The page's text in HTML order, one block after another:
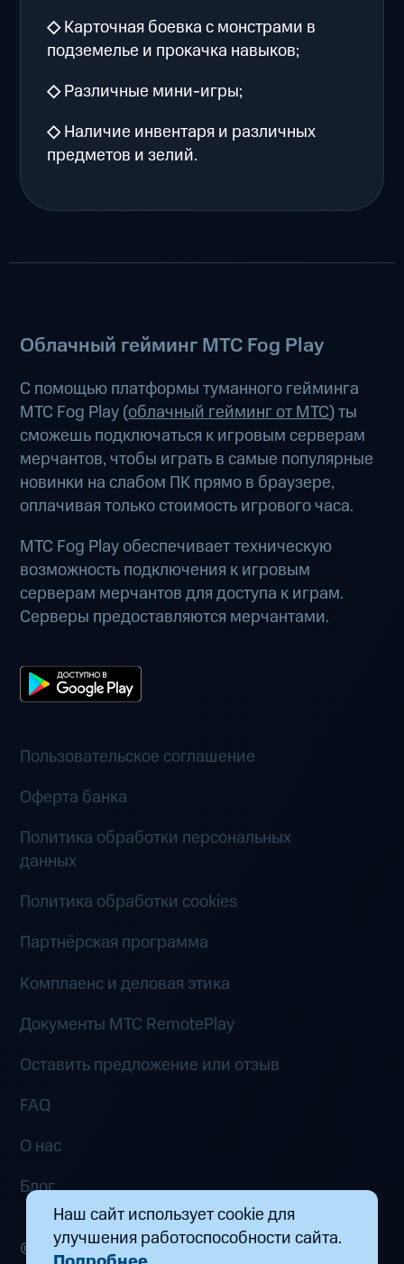
Наш сайт использует cookie для
улучшения работоспособности сайта.
◇Карточная боевка с монстрами в
подземелье и прокачка навыков;
◇Различные мини-игры;
◇Наличие инвентаря и различных
предметов и зелий.
Облачный гейминг МТС Fog Play
С помощью платформы туманного гейминга
МТС Fog Play (облачный гейминг от МТС) ты
сможешь подключаться к игровым серверам
мерчантов, чтобы играть в самые популярные
новинки на слабом ПК прямо в браузере,
оплачивая только стоимость игрового часа.
МТС Fog Play обеспечивает техническую
возможность подключения к игровым
серверам мерчантов для доступа к играм.
Серверы предоставляются мерчантами.
Пользовательское соглашение
Оферта банка
Политика обработки персональных
данных
Политика обработки cookies
Партнёрская программа
Комплаенс и деловая этика
Документы MTC RemotePlay
Оставить предложение или отзыв
FAQ
О нас
Блог
© 2026 ООО «Маркетплейс распределенных